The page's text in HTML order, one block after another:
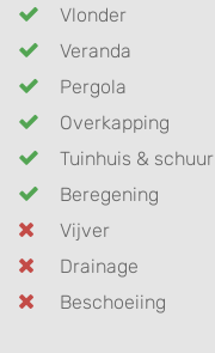
Vlonder
Veranda
Pergola
Overkapping
Tuinhuis & schuur
Beregening
Vijver
Drainage
Beschoeiing